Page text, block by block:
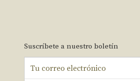
Suscríbete a nuestro boletín